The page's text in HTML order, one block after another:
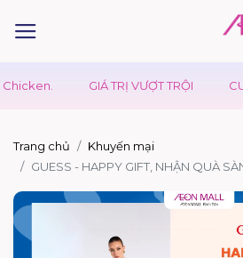
GIÁ TRỊ VƯỢT TRỘI
Trang chủ
Khuyến mại
GUESS - HAPPY GIFT, NHẬN QUÀ